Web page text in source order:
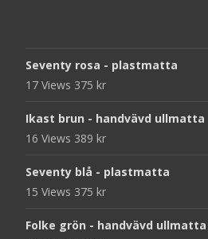
Seventy rosa - plastmatta
17 Views 375 kr
Ikast brun - handvävd ullmatta
16 Views 389 kr
Seventy blå - plastmatta
15 Views 375 kr
Folke grön - handvävd ullmatta